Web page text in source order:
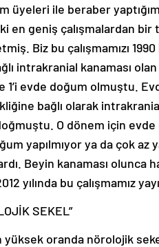
ile beraber
en geniş çalışmalardan bir
Biz bu çalışmamızı 1990
intrakranial kanaması
1’i evde doğum olmuştu.
bağlı olarak
O dönem için evde
yapılmıyor ya da çok az
Beyin kanaması olunca
yılında bu çalışmamız
SEKEL”
oranda nörolojik